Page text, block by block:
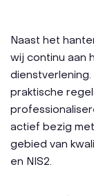
Naast het
wij continu aan
praktische
actief bezig
gebied van
en NIS2.